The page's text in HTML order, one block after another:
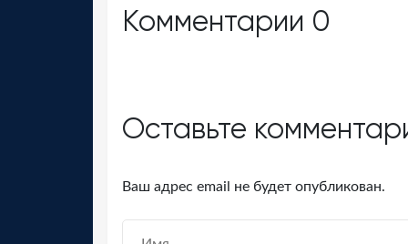
Комментарии 0
Оставьте
Ваш адрес email не будет опубликован.